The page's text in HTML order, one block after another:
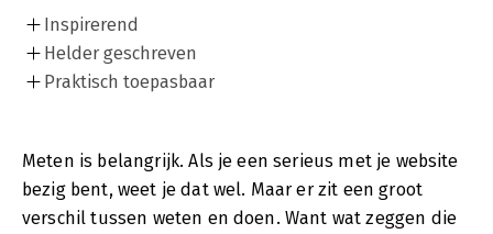
Inspirerend
Helder geschreven
Praktisch toepasbaar
Meten is belangrijk. Als je een serieus met je website
bezig bent, weet je dat wel. Maar er zit een groot
verschil tussen weten en doen. Want wat zeggen die